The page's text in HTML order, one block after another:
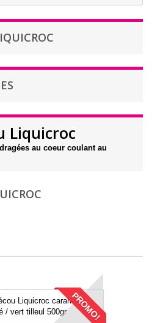
Liquicroc
au coeur coulant au
PROMO!